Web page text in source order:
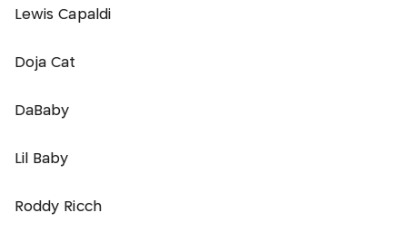
Lewis Capaldi
Doja Cat
DaBaby
Lil Baby
Roddy Ricch